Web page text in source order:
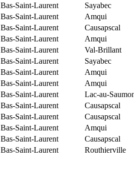
Bas-Saint-Laurent
Sayabec
Bas-Saint-Laurent
Amqui
Bas-Saint-Laurent
Causapscal
Bas-Saint-Laurent
Amqui
Bas-Saint-Laurent
Val-Brillant
Bas-Saint-Laurent
Sayabec
Bas-Saint-Laurent
Amqui
Bas-Saint-Laurent
Amqui
Bas-Saint-Laurent
Lac-au-
Bas-Saint-Laurent
Causapscal
Bas-Saint-Laurent
Causapscal
Bas-Saint-Laurent
Amqui
Bas-Saint-Laurent
Causapscal
Bas-Saint-Laurent Routhierville